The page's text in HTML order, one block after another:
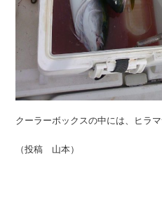
クーラーボックスの中には、ヒラ
（投稿 山本）